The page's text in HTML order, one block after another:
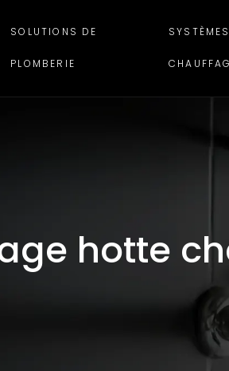
SOLUTIONS DE
PLOMBERIE
hotte